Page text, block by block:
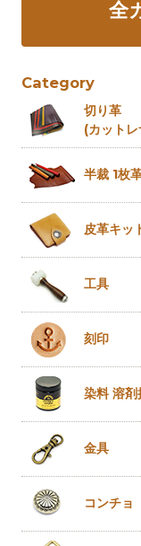
全
Category
切り革
(カット
半裁 1枚
皮革キッ
工具
刻印
染料 溶剤
金具
コンチョ